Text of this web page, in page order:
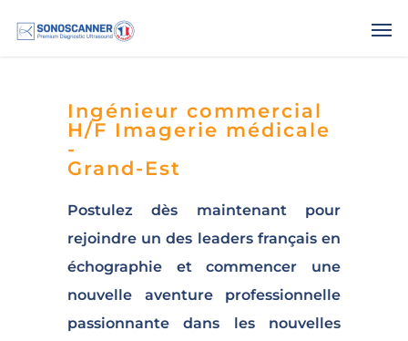
Ingénieur commercial
H/F Imagerie médicale
-
Grand-Est
Postulez dès maintenant pour
rejoindre un des leaders français en
échographie et commencer une
nouvelle aventure professionnelle
passionnante dans les nouvelles